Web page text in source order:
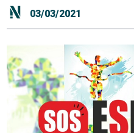
03/03/2021